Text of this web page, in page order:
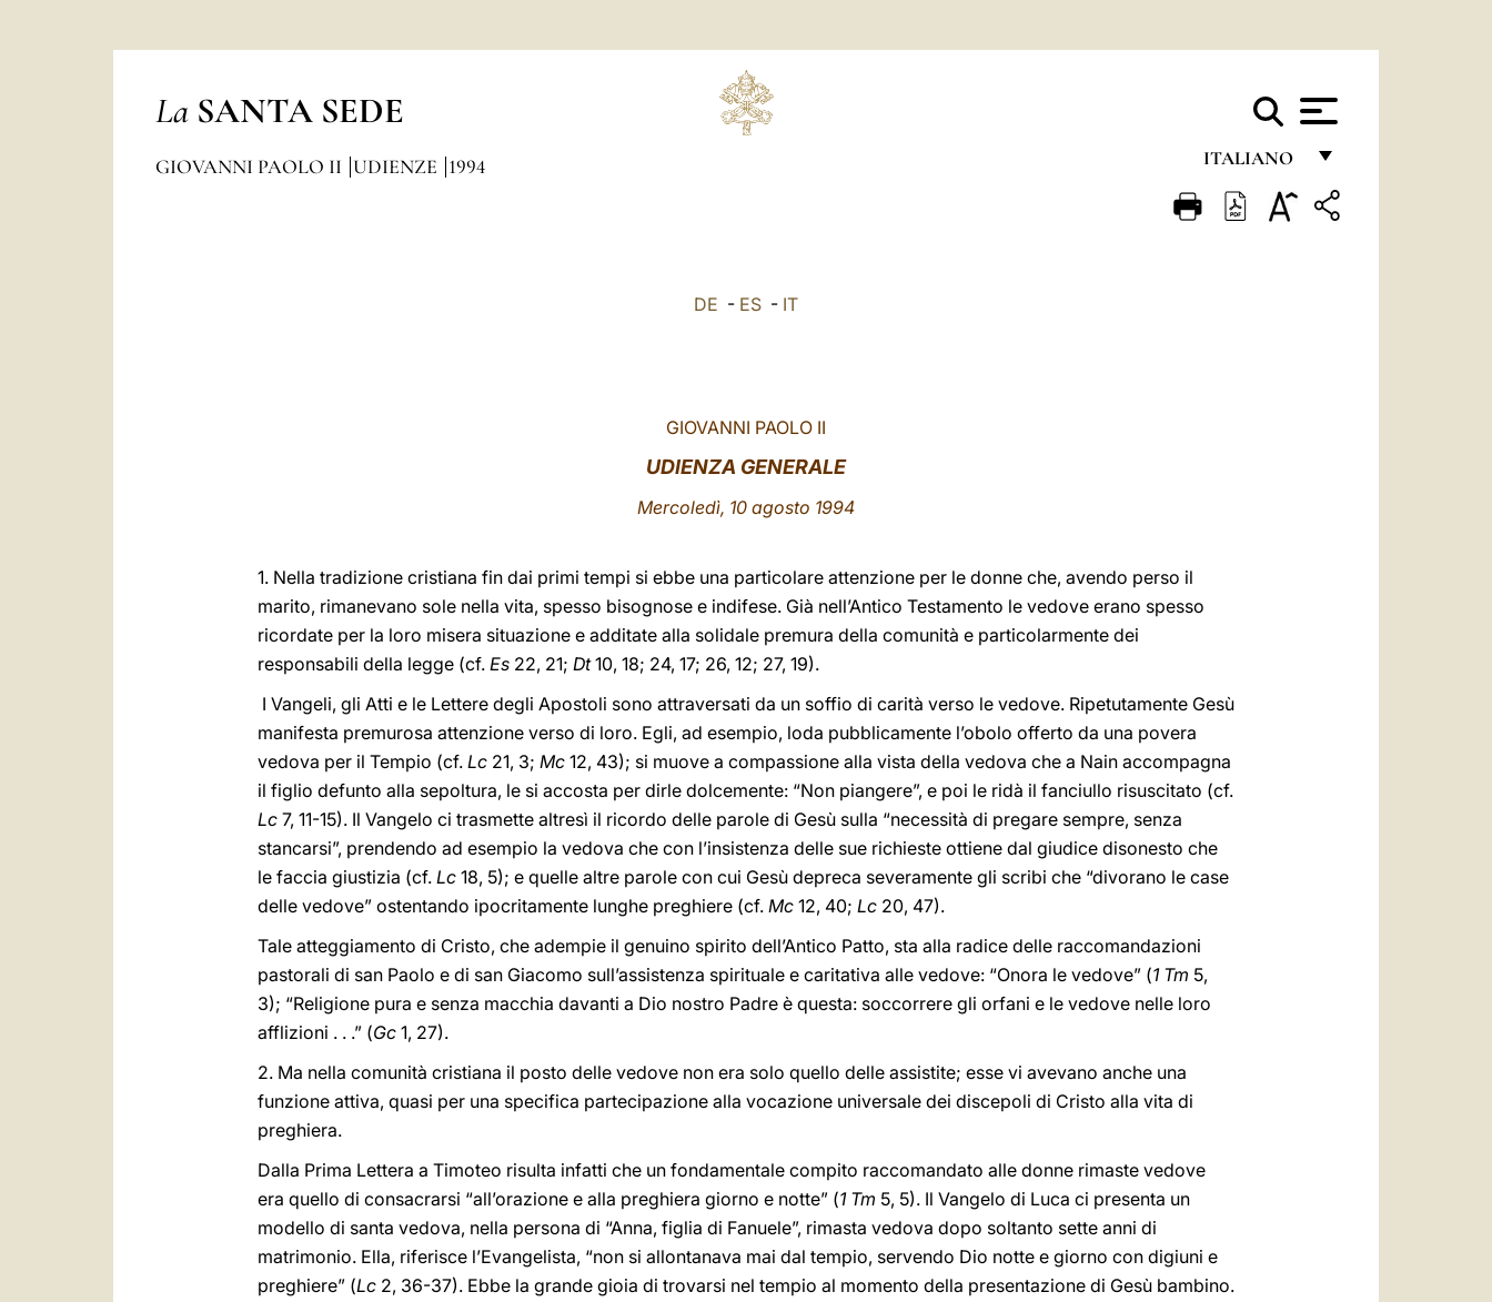
La SANTA SEDE
ITALIANO
FRANÇAIS
GIOVANNI PAOLO II UDIENZE 1994
DE - ES - IT
GIOVANNI PAOLO II
UDIENZA GENERALE
Mercoledì, 10 agosto 1994
1. Nella tradizione cristiana fin dai primi tempi si ebbe una particolare attenzione per le donne che, avendo perso il
marito, rimanevano sole nella vita, spesso bisognose e indifese. Già nell’Antico Testamento le vedove erano spesso
ricordate per la loro misera situazione e additate alla solidale premura della comunità e particolarmente dei
responsabili della legge (cf. Es 22, 21; Dt10, 18; 24, 17; 26, 12; 27, 19).
I Vangeli, gli Atti e le Lettere degli Apostoli sono attraversati da un soffio di carità verso le vedove. Ripetutamente Gesù
manifesta premurosa attenzione verso di loro. Egli, ad esempio, loda pubblicamente l’obolo offerto da una povera
vedova per il Tempio (cf. Lc 21, 3; Mc 12, 43); si muove a compassione alla vista della vedova che a Nain accompagna
il figlio defunto alla sepoltura, le si accosta per dirle dolcemente: “Non piangere”, e poi le ridà il fanciullo risuscitato (cf.
Lc 7, 11-15). Il Vangelo ci trasmette altresì il ricordo delle parole di Gesù sulla “necessità di pregare sempre, senza
stancarsi”, prendendo ad esempio la vedova che con l’insistenza delle sue richieste ottiene dal giudice disonesto che
le faccia giustizia (cf. Lc 18, 5); e quelle altre parole con cui Gesù depreca severamente gli scribi che “divorano le case
delle vedove” ostentando ipocritamente lunghe preghiere (cf. Mc 12, 40; Lc 20, 47).
Tale atteggiamento di Cristo, che adempie il genuino spirito dell’Antico Patto, sta alla radice delle raccomandazioni
pastorali di san Paolo e di san Giacomo sull’assistenza spirituale e caritativa alle vedove: “Onora le vedove” (1 Tm 5,
3); “Religione pura e senza macchia davanti a Dio nostro Padre è questa: soccorrere gli orfani e le vedove nelle loro
afflizioni . . .” (Gc 1, 27).
2. Ma nella comunità cristiana il posto delle vedove non era solo quello delle assistite; esse vi avevano anche una
funzione attiva, quasi per una specifica partecipazione alla vocazione universale dei discepoli di Cristo alla vita di
preghiera.
Dalla Prima Lettera a Timoteo risulta infatti che un fondamentale compito raccomandato alle donne rimaste vedove
era quello di consacrarsi “all’orazione e alla preghiera giorno e notte” (1 Tm 5, 5). Il Vangelo di Luca ci presenta un
modello di santa vedova, nella persona di “Anna, figlia di Fanuele”, rimasta vedova dopo soltanto sette anni di
matrimonio. Ella, riferisce l’Evangelista, “non si allontanava mai dal tempio, servendo Dio notte e giorno con digiuni e
preghiere” (Lc 2, 36-37). Ebbe la grande gioia di trovarsi nel tempio al momento della presentazione di Gesù bambino.